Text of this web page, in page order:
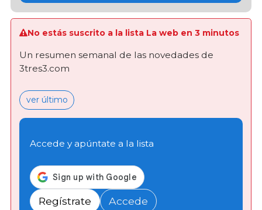
No estás suscrito a la lista La web en 3 minutos
Un resumen semanal de las novedades de
3tres3.com
ver último
Accede y apúntate a la lista
Regístrate Accede